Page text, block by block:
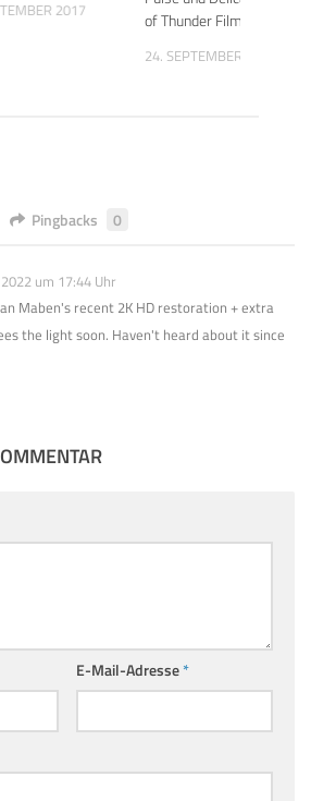
2017
of Thunder Filmen!
24. SEPTEMBER 2019
Pingbacks 0
um 17:44 Uhr
Maben's recent 2K HD restoration + extra
the light soon. Haven't heard about it since
E-Mail-Adresse*